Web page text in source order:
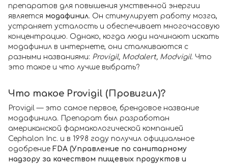
препаратов для повышения умственной энергии
является модафинил. Он стимулирует работу мозга,
устраняет усталость и обеспечивает многочасовую
концентрацию. Однако, когда люди начинают искать
модафинил в интернете, они сталкиваются с
разными названиями: Provigil, Modalert, Modvigil. Что
это такое и что лучше выбрать?
Что такое Provigil (Провигил)?
Provigil — это самое первое, брендовое название
модафинила. Препарат был разработан
американской фармакологической компанией
Cephalon Inc. и в 1998 году получил официальное
одобрение FDA (Управление по санитарному
надзору за качеством пищевых продуктов и